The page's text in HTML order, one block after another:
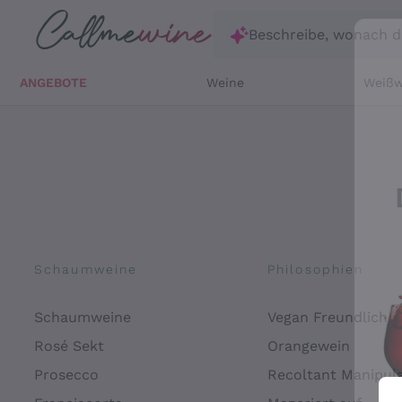
Zum Hauptinhalt springen
Beschreibe, wonach
ANGEBOTE Weine
Schaumweine
Schaumweine
Rosé Sekt
Prosecco
Philosophien
Vegan Freundlich
Orangewein
Recoltant